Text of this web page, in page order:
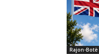
Rajon-Botë